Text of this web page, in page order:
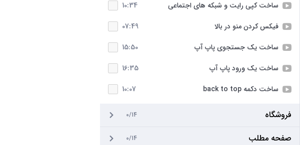
ساخت کپی رایت و شبکه های اجتماعی
10:34
فیکس کردن منو در بالا
07:49
ساخت یک جستجوی پاپ آپ
15:50
ساخت یک ورود پاپ آپ
16:35
ساخت دکمه back to top
10:07
فروشگاه 0/14
صفحه مطلب 0/14